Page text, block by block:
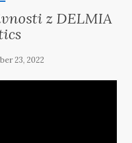
z DELMIA
23, 2022